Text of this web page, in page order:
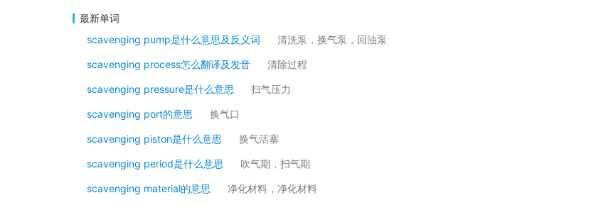
最新单词
scavenging pump是什么意思及反义词
清洗泵，换气泵，回油泵
scavenging process怎么翻译及发音 清除过程
scavenging pressure是什么意思 扫气压力
scavenging port的意思 换气口
scavenging piston是什么意思 换气活塞
scavenging period是什么意思 吹气期，扫气期
scavenging material的意思 净化材料，净化材料